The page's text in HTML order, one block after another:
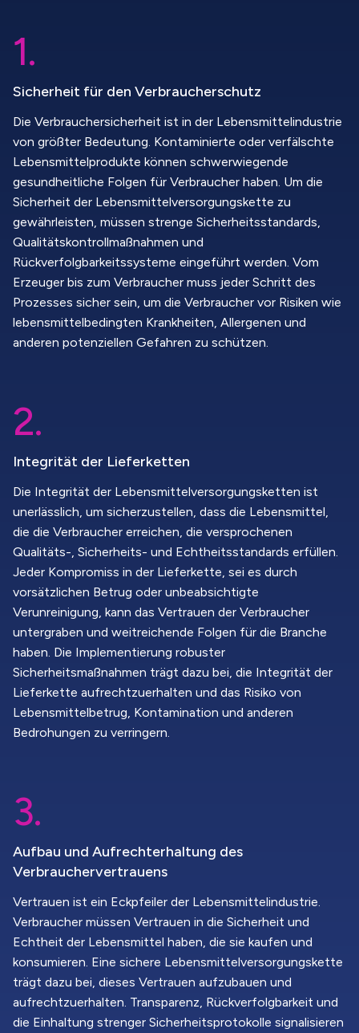
1.
Sicherheit für den Verbraucherschutz
Die Verbrauchersicherheit ist in der Lebensmittelindustrie
von größter Bedeutung. Kontaminierte oder verfälschte
Lebensmittelprodukte können schwerwiegende
gesundheitliche Folgen für Verbraucher haben. Um die
Sicherheit der Lebensmittelversorgungskette zu
gewährleisten, müssen strenge Sicherheitsstandards,
Qualitätskontrollmaßnahmen und
Rückverfolgbarkeitssysteme eingeführt werden. Vom
Erzeuger bis zum Verbraucher muss jeder Schritt des
Prozesses sicher sein, um die Verbraucher vor Risiken wie
lebensmittelbedingten Krankheiten, Allergenen und
anderen potenziellen Gefahren zu schützen.
2.
Integrität der Lieferketten
Die Integrität der Lebensmittelversorgungsketten ist
unerlässlich, um sicherzustellen, dass die Lebensmittel,
die die Verbraucher erreichen, die versprochenen
Qualitäts-, Sicherheits- und Echtheitsstandards erfüllen.
Jeder Kompromiss in der Lieferkette, sei es durch
vorsätzlichen Betrug oder unbeabsichtigte
Verunreinigung, kann das Vertrauen der Verbraucher
untergraben und weitreichende Folgen für die Branche
haben. Die Implementierung robuster
Sicherheitsmaßnahmen trägt dazu bei, die Integrität der
Lieferkette aufrechtzuerhalten und das Risiko von
Lebensmittelbetrug, Kontamination und anderen
Bedrohungen zu verringern.
3.
Aufbau und Aufrechterhaltung des
Verbrauchervertrauens
Vertrauen ist ein Eckpfeiler der Lebensmittelindustrie.
Verbraucher müssen Vertrauen in die Sicherheit und
Echtheit der Lebensmittel haben, die sie kaufen und
konsumieren. Eine sichere Lebensmittelversorgungskette
trägt dazu bei, dieses Vertrauen aufzubauen und
aufrechtzuerhalten. Transparenz, Rückverfolgbarkeit und
die Einhaltung strenger Sicherheitsprotokolle signalisieren